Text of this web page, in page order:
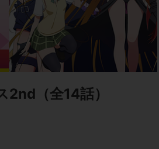
2nd （全14話）